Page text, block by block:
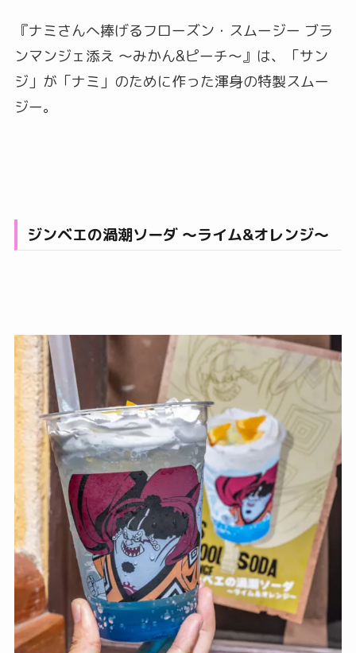
『ナミさんへ捧げるフローズン・スムージー ブラ
ンマンジェ添え ～みかん&ピーチ～』は、「サン
ジ」が「ナミ」のために作った渾身の特製スムー
ジー。
ジンベエの渦潮ソーダ ～ライム&オレンジ～